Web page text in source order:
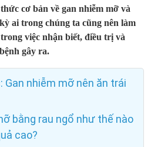
cơ bản về gan nhiễm mỡ và
ai trong chúng ta cũng nên làm
việc nhận biết, điều trị và
gây ra.
Gan nhiễm mỡ nên ăn trái
bằng rau ngổ như thế nào
cao?